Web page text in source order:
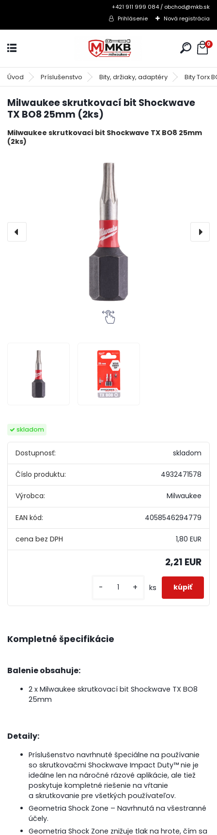
+421 911 999 084 / obchod@mkb.sk
Prihlásenie
Nová registrácia
0
Úvod Príslušenstvo Bity, držiaky, adaptéry Bity Torx
Milwaukee skrutkovací bit Shockwave
TX BO8 25mm (2ks)
Milwaukee skrutkovací bit Shockwave TX BO8 25mm
(2ks)
skladom
Dostupnosť: skladom
Číslo produktu: 4932471578
Výrobca: Milwaukee
EAN kód: 4058546294779
1,80 EUR
2,21 EUR
- + ks
Kompletné špecifikácie
Balenie obsahuje:
2 x Milwaukee skrutkovací bit Shockwave TX BO8
25mm
Detaily:
Príslušenstvo navrhnuté špeciálne na používanie
so skrutkovačmi Shockwave Impact Duty™ nie je
ideálne len na náročné rázové aplikácie, ale tiež
poskytuje kompletné riešenie na vŕtanie
a skrutkovanie pre všetkých používateľov.
Geometria Shock Zone – Navrhnutá na všestranné
účely.
Geometria Shock Zone znižuje tlak na hrote, čím sa